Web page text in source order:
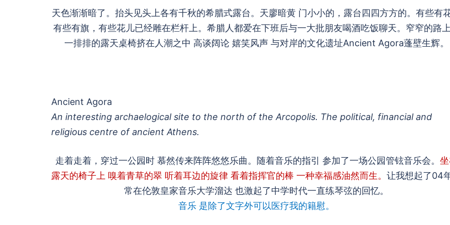
天色渐渐暗了。抬头见头上各有千秋的希腊式露台。天廖暗黄 门小小的，露台四四方方的。有些有
有些有旗，有些花儿已经雕在栏杆上。希腊人都爱在下班后与一大批朋友喝酒吃饭聊天。窄窄的路上
一排排的露天桌椅挤在人潮之中 高谈阔论 嬉笑风声 与对岸的文化遗址Ancient Agora蓬壁生辉。
Ancient Agora
An interesting archaelogical site to the north of the Arcopolis. The political, financial and
religious centre of ancient Athens.
走着走着，穿过一公园时 慕然传来阵阵悠悠乐曲。随着音乐的指引 参加了一场公园管铉音乐会。
露天的椅子上 嗅着青草的翠 听着耳边的旋律 看着指挥官的棒 一种幸福感油然而生。让我想起了04
常在伦敦皇家音乐大学溜达 也激起了中学时代一直练琴弦的回忆。
音乐 是除了文字外可以医疗我的籍慰。